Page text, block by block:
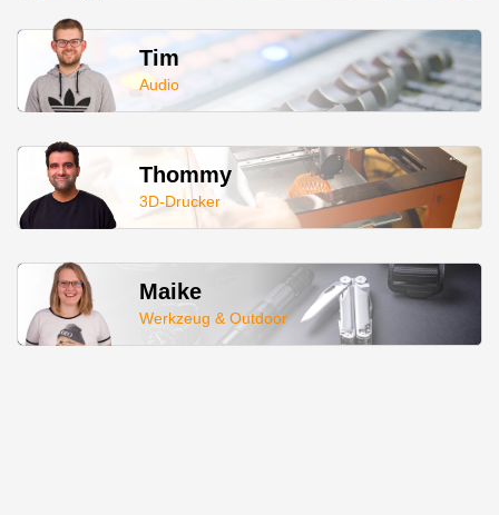
Tim
Audio
Thommy
3D-Drucker
Maike
Werkzeug & Outdoor